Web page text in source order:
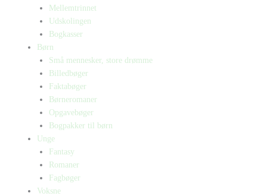
Mellemtrinnet
Udskolingen
Bogkasser
Børn
Små mennesker, store drømme
Billedbøger
Faktabøger
Børneromaner
Opgavebøger
Bogpakker til børn
Unge
Fantasy
Romaner
Fagbøger
Voksne